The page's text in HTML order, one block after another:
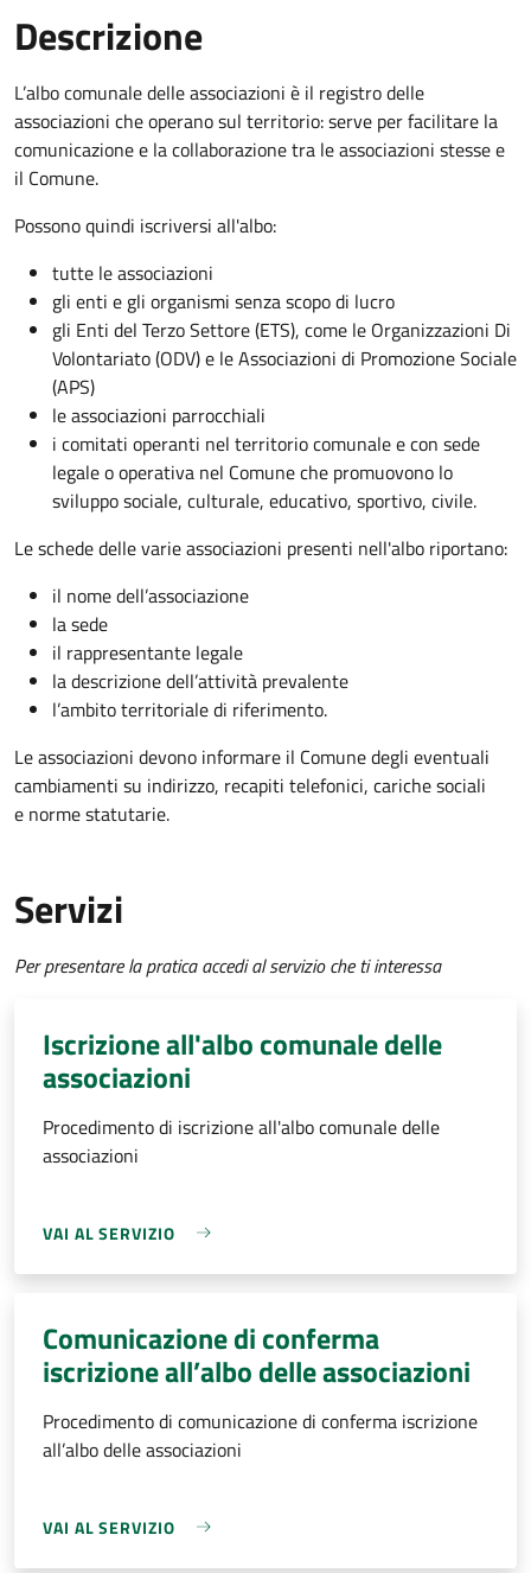
Descrizione
L’albo comunale delle associazioni è il registro delle
associazioni che operano sul territorio: serve per facilitare la
comunicazione e la collaborazione tra le associazioni stesse e
il Comune.
Possono quindi iscriversi all'albo:
tutte le associazioni
gli enti e gli organismi senza scopo di lucro
gli Enti del Terzo Settore (ETS), come le Organizzazioni Di
Volontariato (ODV) e le Associazioni di Promozione Sociale
(APS)
le associazioni parrocchiali
i comitati operanti nel territorio comunale e con sede
legale o operativa nel Comune che promuovono lo
sviluppo sociale, culturale, educativo, sportivo, civile.
Le schede delle varie associazioni presenti nell'albo riportano:
il nome dell’associazione
la sede
il rappresentante legale
la descrizione dell’attività prevalente
l’ambito territoriale di riferimento.
Le associazioni devono informare il Comune degli eventuali
cambiamenti su indirizzo, recapiti telefonici, cariche sociali
e norme statutarie.
Servizi
Per presentare la pratica accedi al servizio che ti interessa
Iscrizione all'albo comunale delle
associazioni
Procedimento di iscrizione all'albo comunale delle
associazioni
VAI AL SERVIZIO
Comunicazione di conferma
iscrizione all’albo delle associazioni
Procedimento di comunicazione di conferma iscrizione
all’albo delle associazioni
VAI AL SERVIZIO